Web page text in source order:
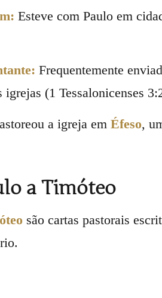
Esteve com Paulo em
Frequentemente
(1 Tessalonicenses
a igreja em Éfeso,
a Timóteo
são cartas pastorais